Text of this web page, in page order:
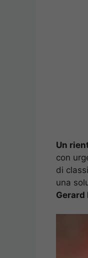
Un
con
di
una
Gerard